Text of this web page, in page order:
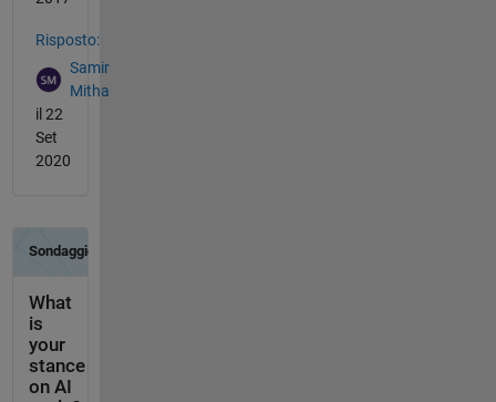
Risposto:
Samir
Mitha
il 22
Set
2020